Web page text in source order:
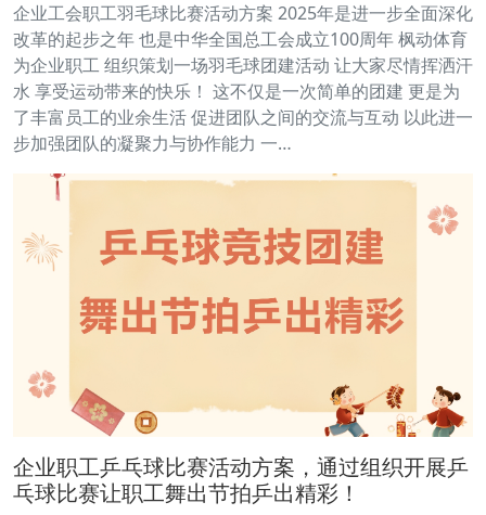
企业工会职工羽毛球比赛活动方案 2025年是进一步全面深化
改革的起步之年 也是中华全国总工会成立100周年 枫动体育
为企业职工 组织策划一场羽毛球团建活动 让大家尽情挥洒汗
水 享受运动带来的快乐！ 这不仅是一次简单的团建 更是为
了丰富员工的业余生活 促进团队之间的交流与互动 以此进一
步加强团队的凝聚力与协作能力 一…
企业职工乒乓球比赛活动方案，通过组织开展乒
乓球比赛让职工舞出节拍乒出精彩！